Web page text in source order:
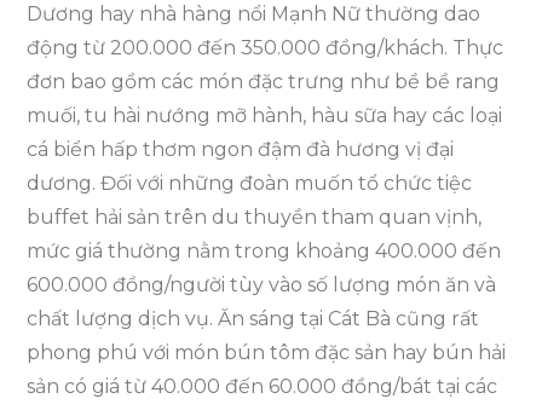
Dương hay nhà hàng nổi Mạnh Nữ thường dao
động từ 200.000 đến 350.000 đồng/khách. Thực
đơn bao gồm các món đặc trưng như bề bề rang
muối, tu hài nướng mỡ hành, hàu sữa hay các loại
cá biển hấp thơm ngon đậm đà hương vị đại
dương. Đối với những đoàn muốn tổ chức tiệc
buffet hải sản trên du thuyền tham quan vịnh,
mức giá thường nằm trong khoảng 400.000 đến
600.000 đồng/người tùy vào số lượng món ăn và
chất lượng dịch vụ. Ăn sáng tại Cát Bà cũng rất
phong phú với món bún tôm đặc sản hay bún hải
sản có giá từ 40.000 đến 60.000 đồng/bát tại các